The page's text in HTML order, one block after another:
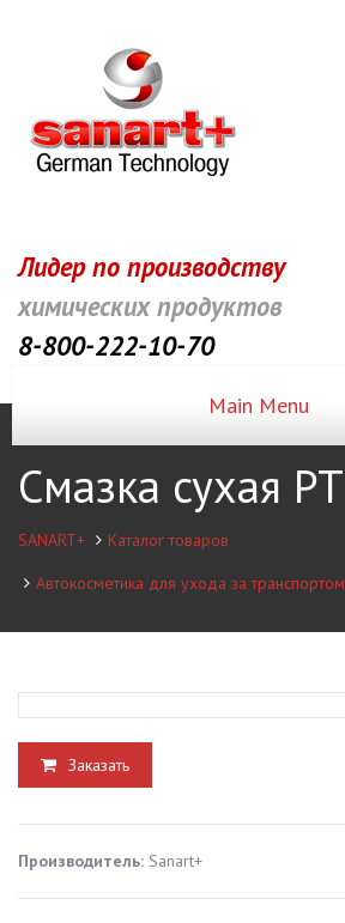
Лидер по производству
химических продуктов
8-800-222-10-70
Смазка сухая
SANART+
Каталог товаров
Автокосметика для ухода за транспортом
Заказать
Производитель: Sanart+